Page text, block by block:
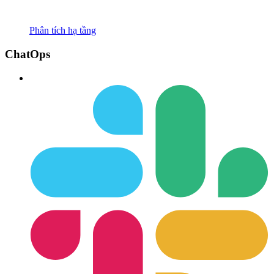
Phân tích hạ tầng
ChatOps